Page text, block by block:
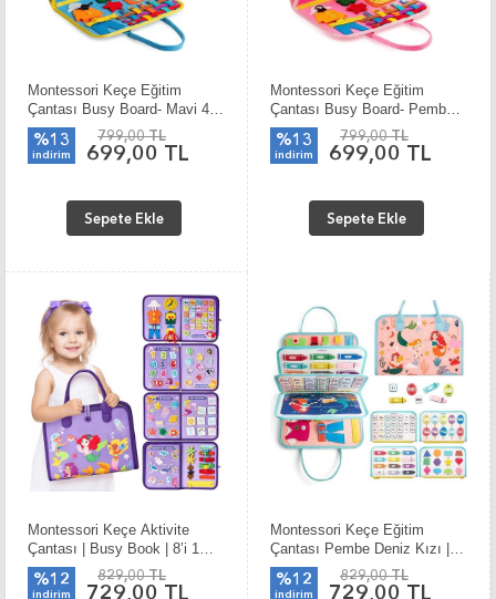
Montessori Keçe Eğitim
Çantası Busy Board- Mavi 4
Sayfa
%13
indirim
799,00 TL
699,00 TL
Sepete Ekle
Montessori Keçe Eğitim
Çantası Busy Board- Pembe 4
Sayfa
%13
indirim
799,00 TL
699,00 TL
Sepete Ekle
Montessori Keçe Aktivite
Çantası | Busy Book | 8’i 1
Arada | Mor Denizkızı
%12
indirim
829,00 TL
729,00 TL
Montessori Keçe Eğitim
Çantası Pembe Deniz Kızı |
Busy Board 8 Sayfa
%12
indirim
829,00 TL
729,00 TL